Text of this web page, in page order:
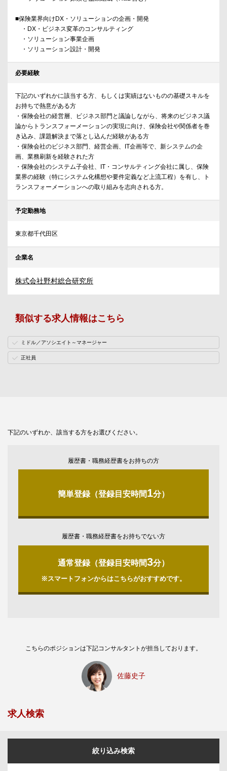
■保険業界向けDX・ソリューションの企画・開発
・DX・ビジネス変革のコンサルティング
・ソリューション事業企画
・ソリューション設計・開発
必要経験
下記のいずれかに該当する方、もしくは実績はないものの基礎スキルを
お持ちで熱意がある方
・保険会社の経営層、ビジネス部門と議論しながら、将来のビジネス議
論からトランスフォーメーションの実現に向け、保険会社や関係者を巻
き込み、課題解決まで落とし込んだ経験がある方
・保険会社のビジネス部門、経営企画、IT企画等で、新システムの企
画、業務刷新を経験された方
・保険会社のシステム子会社、IT・コンサルティング会社に属し、保険
業界の経験（特にシステム化構想や要件定義など上流工程）を有し、ト
ランスフォーメーションへの取り組みを志向される方。
予定勤務地
東京都千代田区
企業名
株式会社野村総合研究所
類似する求人情報はこちら
ミドル／アソシエイト～マネージャー
正社員
下記のいずれか、該当する方をお選びください。
履歴書・職務経歴書をお持ちの方
簡単登録（登録目安時間1分）
履歴書・職務経歴書をお持ちでない方
通常登録（登録目安時間3分）
※スマートフォンからはこちらがおすすめです。
こちらのポジションは下記コンサルタントが担当しております。
佐藤史子
求人検索
絞り込み検索